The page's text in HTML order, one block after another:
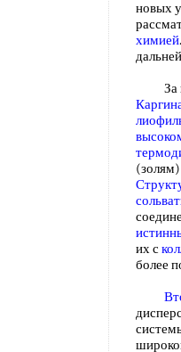
новых
химией
За
их с
более